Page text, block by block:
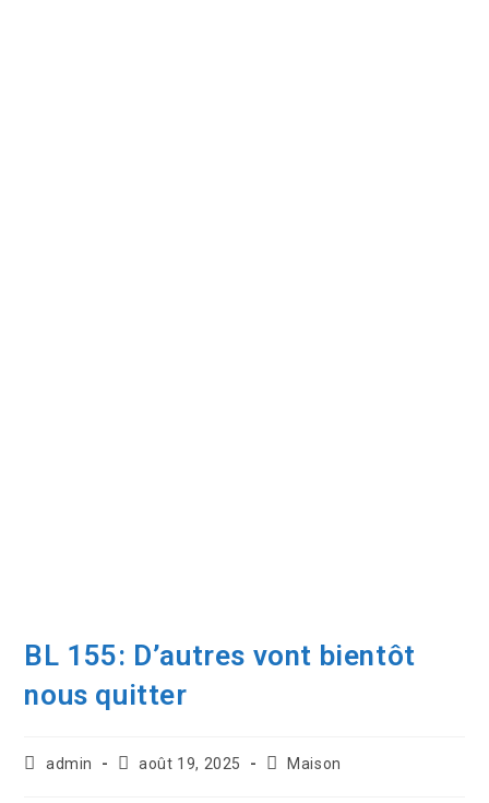
BL 155: D’autres vont bientôt
nous quitter
admin août 19, 2025 Maison